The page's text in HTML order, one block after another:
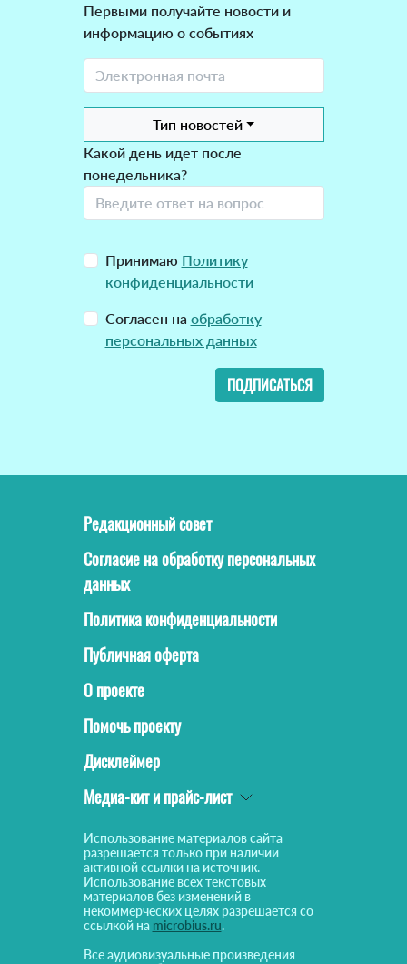
Первыми получайте новости и
информацию о событиях
Тип новостей
Какой день идет после
понедельника?
Принимаю Политику
конфиденциальности
Согласен на обработку
персональных данных
ПОДПИСАТЬСЯ
Редакционный совет
Согласие на обработку персональных
данных
Политика конфиденциальности
Публичная оферта
О проекте
Помочь проекту
Дисклеймер
Медиа-кит и прайс-лист
Использование материалов сайта
разрешается только при наличии
активной ссылки на источник.
Использование всех текстовых
материалов без изменений в
некоммерческих целях разрешается со
ссылкой на microbius.ru.
Все аудиовизуальные произведения